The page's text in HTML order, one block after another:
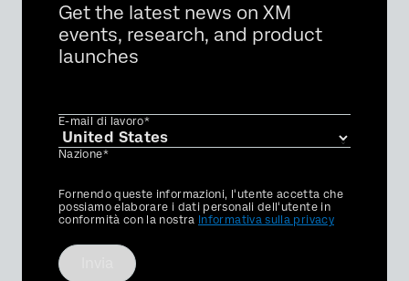
Get the latest news on XM
events, research, and product
launches
E-mail di lavoro*
Nazione*
Privacy
Optin
Fornendo queste informazioni, l'utente accetta che
possiamo elaborare i dati personali dell'utente in
conformità con la nostra Informativa sulla privacy